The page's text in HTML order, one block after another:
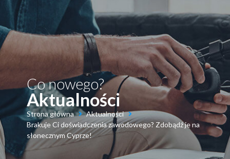
Co nowego?
Aktualności
Strona główna
Aktualności
Brakuje Ci doświadczenia zawodowego? Zdobądź je na
słonecznym Cyprze!